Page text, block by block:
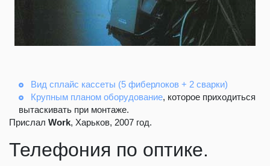
Вид сплайс кассеты (5 фиберлоков + 2 сварки)
Крупным планом оборудование, которое приходиться
вытаскивать при монтаже.
Прислал Work, Харьков, 2007 год.
Телефония по оптике.